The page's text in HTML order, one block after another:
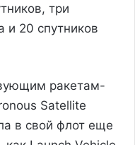
три
и 20 спутников
ракетам-
Satellite
в свой флот еще